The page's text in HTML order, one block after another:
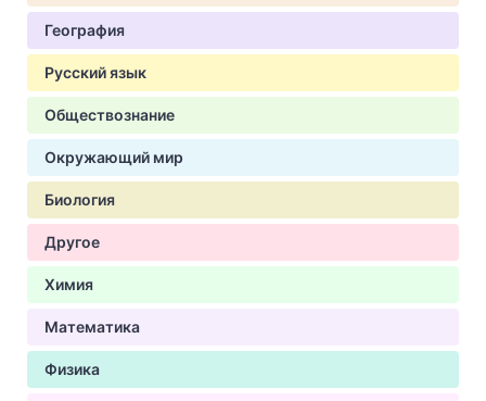
География
Русский язык
Обществознание
Окружающий мир
Биология
Другое
Химия
Математика
Физика